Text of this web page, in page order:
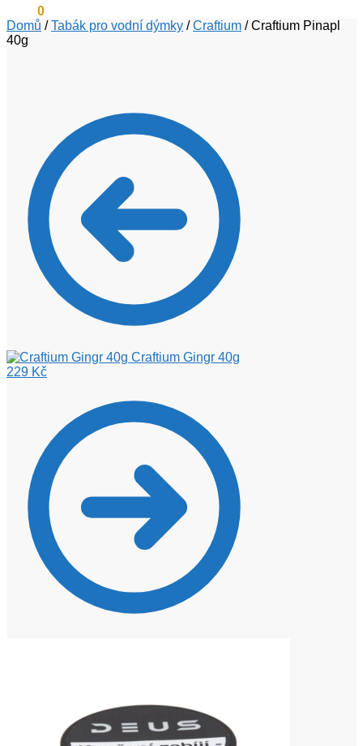
0
Domů /Tabák pro vodní dýmky /Craftium /Craftium Pinapl
40g
Craftium Gingr 40g
229 Kč